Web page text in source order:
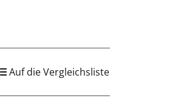
Auf die Vergleichsliste